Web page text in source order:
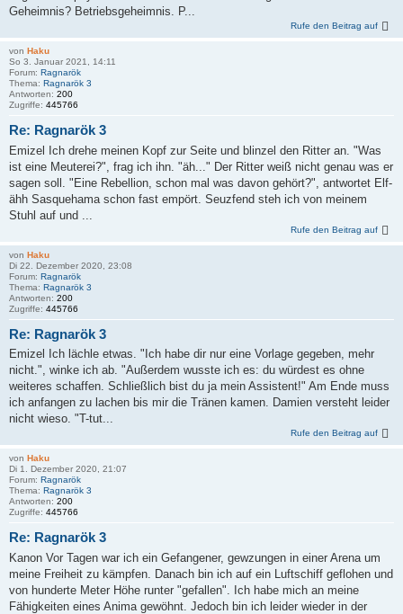
Geheimnis? Betriebsgeheimnis. P...
Rufe den Beitrag auf
von Haku
So 3. Januar 2021, 14:11
Forum: Ragnarök
Thema: Ragnarök 3
Antworten: 200
Zugriffe: 445766
Re: Ragnarök 3
Emizel Ich drehe meinen Kopf zur Seite und blinzel den Ritter an. "Was
ist eine Meuterei?", frag ich ihn. "äh..." Der Ritter weiß nicht genau was er
sagen soll. "Eine Rebellion, schon mal was davon gehört?", antwortet Elf-
ähh Sasquehama schon fast empört. Seuzfend steh ich von meinem
Stuhl auf und ...
Rufe den Beitrag auf
von Haku
Di 22. Dezember 2020, 23:08
Forum: Ragnarök
Thema: Ragnarök 3
Antworten: 200
Zugriffe: 445766
Re: Ragnarök 3
Emizel Ich lächle etwas. "Ich habe dir nur eine Vorlage gegeben, mehr
nicht.", winke ich ab. "Außerdem wusste ich es: du würdest es ohne
weiteres schaffen. Schließlich bist du ja mein Assistent!" Am Ende muss
ich anfangen zu lachen bis mir die Tränen kamen. Damien versteht leider
nicht wieso. "T-tut...
Rufe den Beitrag auf
von Haku
Di 1. Dezember 2020, 21:07
Forum: Ragnarök
Thema: Ragnarök 3
Antworten: 200
Zugriffe: 445766
Re: Ragnarök 3
Kanon Vor Tagen war ich ein Gefangener, gewzungen in einer Arena um
meine Freiheit zu kämpfen. Danach bin ich auf ein Luftschiff geflohen und
von hunderte Meter Höhe runter "gefallen". Ich habe mich an meine
Fähigkeiten eines Anima gewöhnt. Jedoch bin ich leider wieder in der